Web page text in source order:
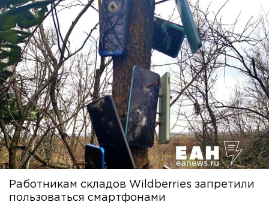
Работникам складов Wildberries запретили
пользоваться смартфонами